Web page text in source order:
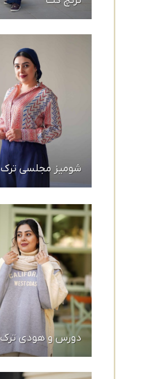
شومیز مجلسی ترک
دورس و هودی ترک